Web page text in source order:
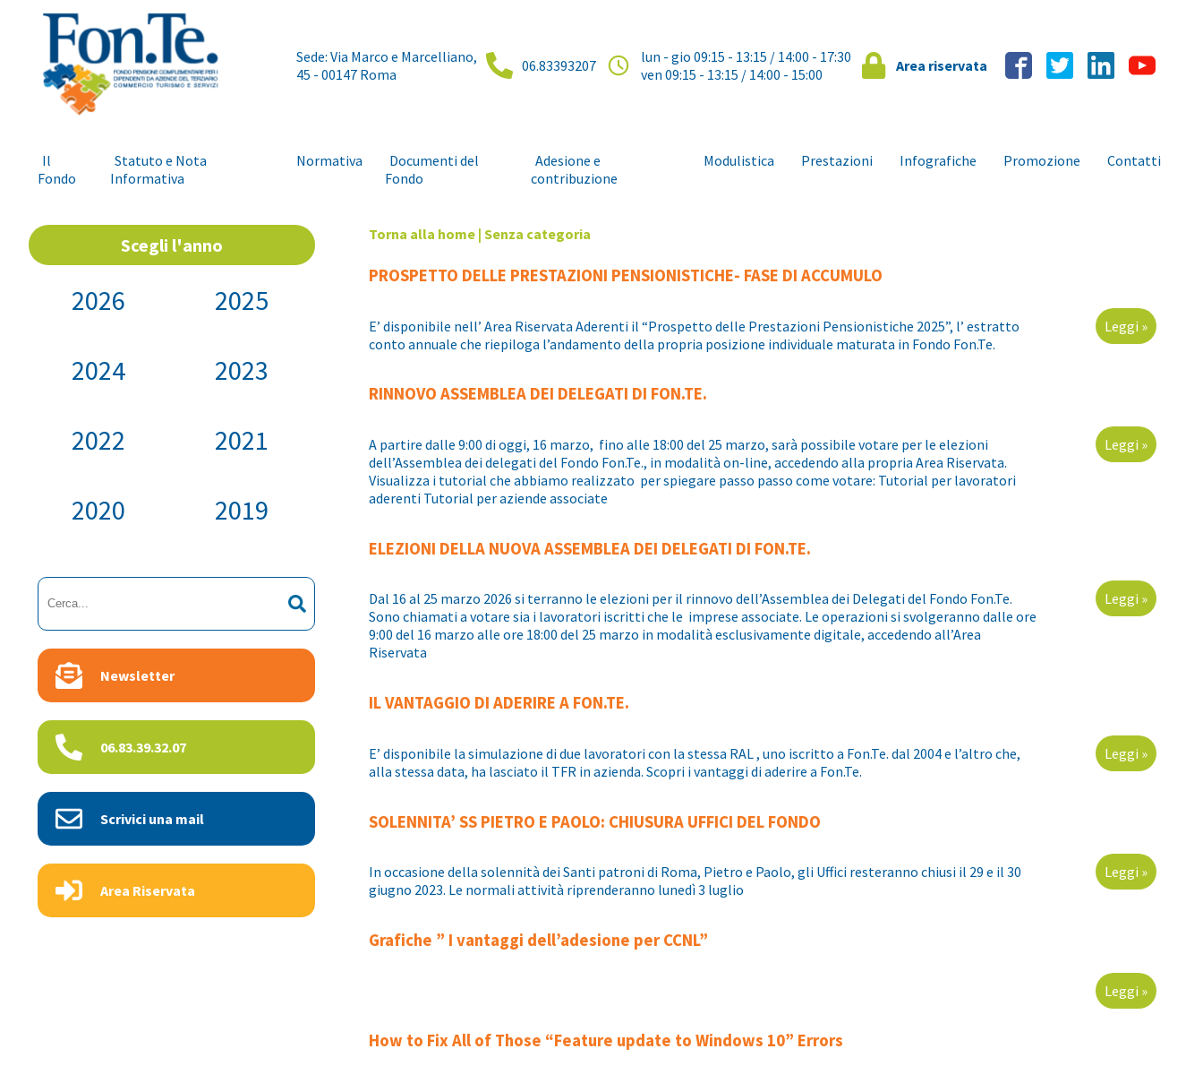
Sede: Via Marco e Marcelliano,
45 - 00147 Roma
06.83393207
lun - gio 09:15 - 13:15 / 14:00 - 17:30
ven 09:15 - 13:15 / 14:00 - 15:00
Area riservata
Il
Fondo
Statuto e Nota
Informativa
Normativa
Documenti del
Fondo
Adesione e
contribuzione
Modulistica Prestazioni Infografiche Promozione Contatti
Scegli l'anno
2026 2025
2024 2023
2022 2021
2020 2019
Newsletter
06.83.39.32.07
Scrivici una mail
Area Riservata
Torna alla home | Senza categoria
PROSPETTO DELLE PRESTAZIONI PENSIONISTICHE- FASE DI ACCUMULO
E’ disponibile nell’ Area Riservata Aderenti il “Prospetto delle Prestazioni Pensionistiche 2025”, l’ estratto
conto annuale che riepiloga l’andamento della propria posizione individuale maturata in Fondo Fon.Te.
Leggi »
RINNOVO ASSEMBLEA DEI DELEGATI DI FON.TE.
A partire dalle 9:00 di oggi, 16 marzo, fino alle 18:00 del 25 marzo, sarà possibile votare per le elezioni
dell’Assemblea dei delegati del Fondo Fon.Te., in modalità on-line, accedendo alla propria Area Riservata.
Visualizza i tutorial che abbiamo realizzato per spiegare passo passo come votare: Tutorial per lavoratori
aderenti Tutorial per aziende associate
Leggi »
ELEZIONI DELLA NUOVA ASSEMBLEA DEI DELEGATI DI FON.TE.
Dal 16 al 25 marzo 2026 si terranno le elezioni per il rinnovo dell’Assemblea dei Delegati del Fondo Fon.Te.
Sono chiamati a votare sia i lavoratori iscritti che le imprese associate. Le operazioni si svolgeranno dalle ore
9:00 del 16 marzo alle ore 18:00 del 25 marzo in modalità esclusivamente digitale, accedendo all’Area
Riservata
Leggi »
IL VANTAGGIO DI ADERIRE A FON.TE.
E’ disponibile la simulazione di due lavoratori con la stessa RAL , uno iscritto a Fon.Te. dal 2004 e l’altro che,
alla stessa data, ha lasciato il TFR in azienda. Scopri i vantaggi di aderire a Fon.Te.
Leggi »
SOLENNITA’ SS PIETRO E PAOLO: CHIUSURA UFFICI DEL FONDO
In occasione della solennità dei Santi patroni di Roma, Pietro e Paolo, gli Uffici resteranno chiusi il 29 e il 30
giugno 2023. Le normali attività riprenderanno lunedì 3 luglio
Leggi »
Grafiche ” I vantaggi dell’adesione per CCNL”
Leggi »
How to Fix All of Those “Feature update to Windows 10” Errors